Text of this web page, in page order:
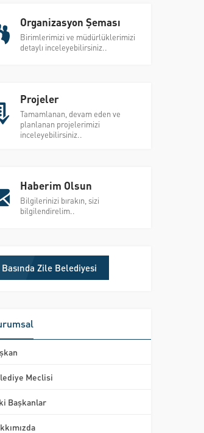
Organizasyon Şeması
Birimlerimizi ve müdürlüklerimizi
detaylı inceleyebilirsiniz..
Projeler
Tamamlanan, devam eden ve
planlanan projelerimizi
inceleyebilirsiniz..
Haberim Olsun
Bilgilerinizi bırakın, sizi
bilgilendirelim..
Basında Zile Belediyesi
Meclisi
Başkanlar